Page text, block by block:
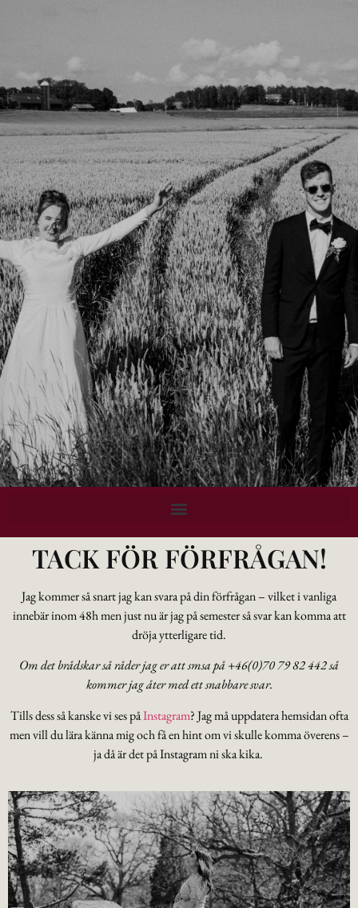
TACK FÖR FÖRFRÅGAN!
Jag kommer så snart jag kan svara på din förfrågan – vilket i vanliga
innebär inom 48h men just nu är jag på semester så svar kan komma att
dröja ytterligare tid.
Om det brådskar så råder jag er att smsa på +46(0)70 79 82 442 så
kommer jag åter med ett snabbare svar.
Tills dess så kanske vi ses påInstagram? Jag må uppdatera hemsidan ofta
men vill du lära känna mig och få en hint om vi skulle komma överens –
ja då är det på Instagram ni ska kika.